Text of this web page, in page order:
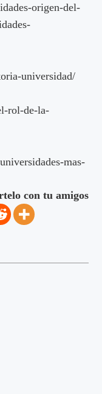
origen-del-
universidad/
rol-de-la-
mas-
con tu amigos